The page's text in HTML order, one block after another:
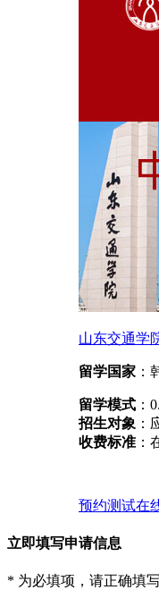
山东交通学
留学国家 ：
留学模式 ：
招生对象 ：
收费标准 ：
预约测试在
立即填写申请信息
* 为必填项，请正确填